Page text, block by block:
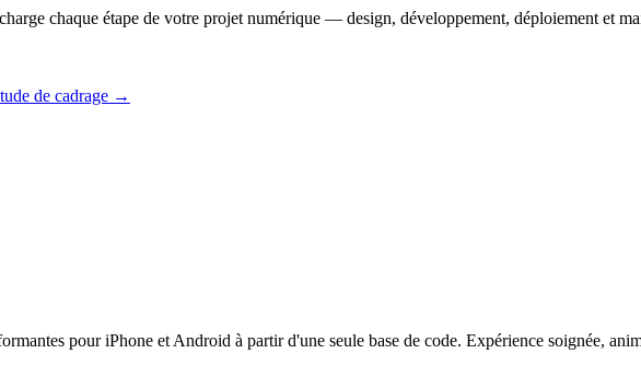
chaque étape de votre projet numérique — design, développement, déploiement et
de cadrage →
pour iPhone et Android à partir d'une seule base de code. Expérience soignée,